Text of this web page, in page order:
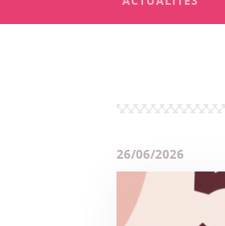
26/06/2026